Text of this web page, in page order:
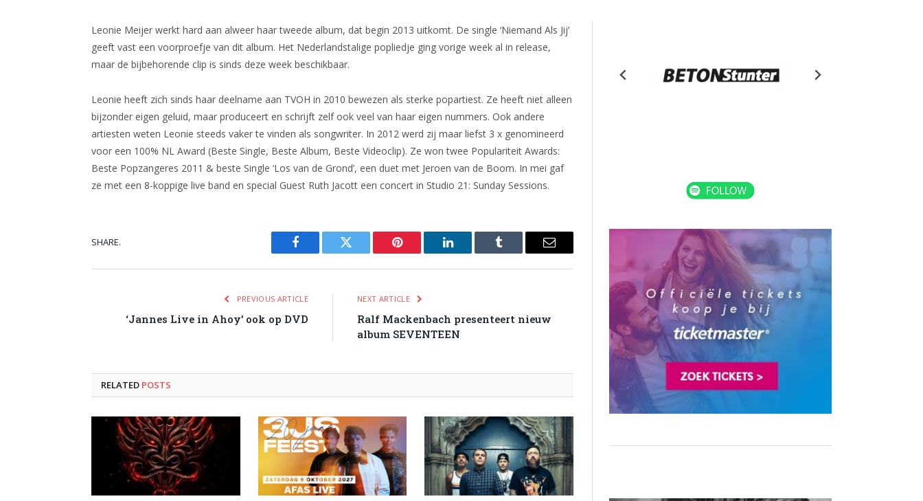
Leonie Meijer werkt hard aan alweer haar tweede album, dat begin 2013 uitkomt. De single ‘Niemand Als Jij’
geeft vast een voorproefje van dit album. Het Nederlandstalige popliedje ging vorige week al in release,
maar de bijbehorende clip is sinds deze week beschikbaar.
Leonie heeft zich sinds haar deelname aan TVOH in 2010 bewezen als sterke popartiest. Ze heeft niet alleen
bijzonder eigen geluid, maar produceert en schrijft zelf ook veel van haar eigen nummers. Ook andere
artiesten weten Leonie steeds vaker te vinden als songwriter. In 2012 werd zij maar liefst 3 x genomineerd
voor een 100% NL Award (Beste Single, Beste Album, Beste Videoclip). Ze won twee Populariteit Awards:
Beste Popzangeres 2011 & beste Single ‘Los van de Grond’, een duet met Jeroen van de Boom. In mei gaf
ze met een 8-koppige live band en special Guest Ruth Jacott een concert in Studio 21: Sunday Sessions.
SHARE.
Facebook Twitter Pinterest LinkedIn Tumblr Email
PREVIOUS ARTICLE
‘Jannes Live in Ahoy’ ook op DVD
NEXT ARTICLE
Ralf Mackenbach presenteert nieuw
album SEVENTEEN
RELATED POSTS